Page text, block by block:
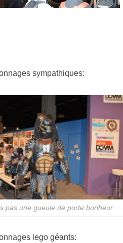
sympathiques:
pas une gueule de porte bonheur
lego géants: